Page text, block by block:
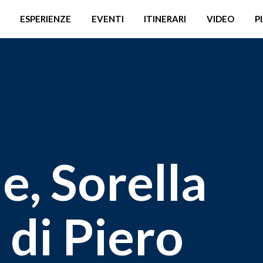
ESPERIENZE EVENTI ITINERARI VIDEO
Sorella
di Piero